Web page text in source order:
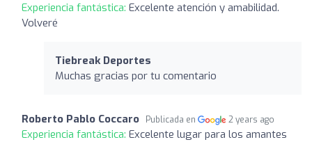
Experiencia fantástica: Excelente atención y amabilidad.
Volveré
Tiebreak Deportes
Muchas gracias por tu comentario
Roberto Pablo Coccaro Publicada en 2 years ago
Experiencia fantástica: Excelente lugar para los amantes